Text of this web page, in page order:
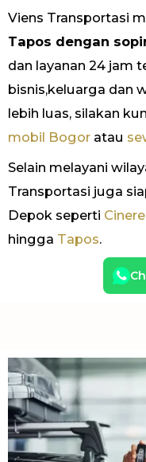
Viens Transportasi
Tapos dengan
dan layanan 24 jam
bisnis,keluarga dan
lebih luas, silakan
mobil Bogor atau
Selain melayani
Transportasi juga
Depok seperti Cinere
hingga Tapos.